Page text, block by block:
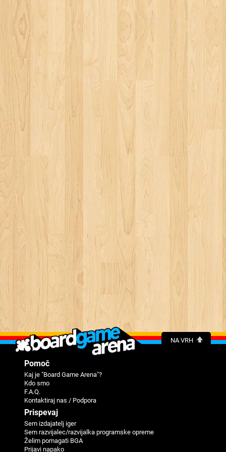
NA VRH
Pomoč
Kaj je "Board Game Arena"?
Kdo smo
F.A.Q.
Kontaktiraj nas / Podpora
Prispevaj
Sem izdajatelj iger
Sem razvijalec/razvijalka programske opreme
Želim pomagati BGA
Prijavi napako